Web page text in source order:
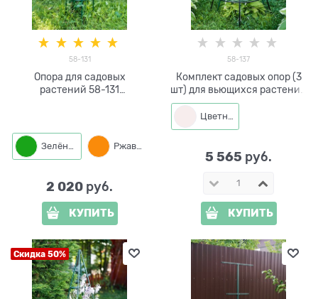
58-131
Опора для садовых
растений 58-131
Зелёный Ржавый
2 020 руб.
КУПИТЬ
58-137
Комплект садовых опор (3
шт) для вьющихся растений
58-137
Цветная
5 565 руб.
КУПИТЬ
Скидка 50%